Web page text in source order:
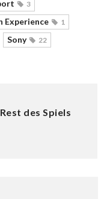
3
Experience 1
Sony 22
des Spiels